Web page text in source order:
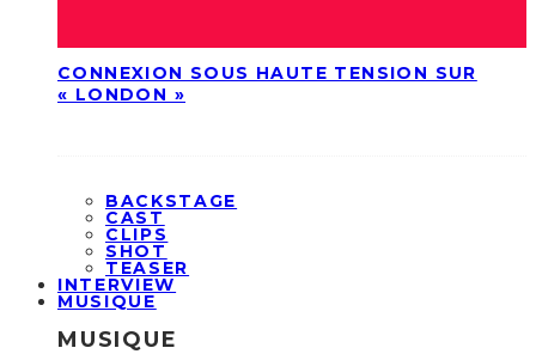
CONNEXION SOUS HAUTE TENSION SUR
« LONDON »
BACKSTAGE
CAST
CLIPS
SHOT
TEASER
INTERVIEW
MUSIQUE
MUSIQUE